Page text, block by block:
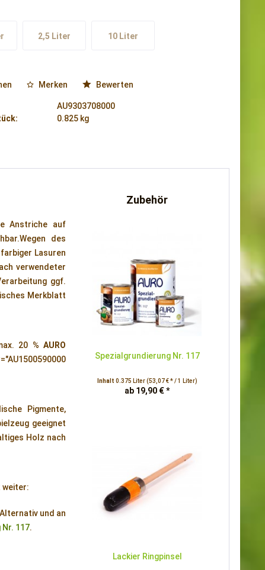
2,5 Liter 10 Liter
Merken Bewerten
AU9303708000
0.825 kg
Anstriche auf
des
Lasuren
verwendeter
ggf.
Merkblatt
20 % AURO
Pigmente,
geeignet
Holz nach
weiter:
und an
117.
Zubehör
Spezialgrundierung Nr. 117
Inhalt 0.375 Liter(53,07 € * / 1 Liter)
ab 19,90 € *
Lackier Ringpinsel